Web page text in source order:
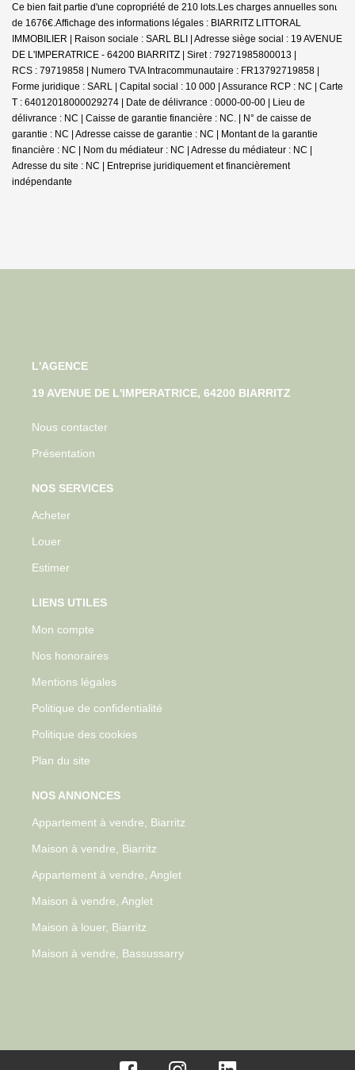
Ce bien fait partie d'une copropriété de 210 lots.Les charges annuelles sont
de 1676€.Affichage des informations légales : BIARRITZ LITTORAL
IMMOBILIER | Raison sociale : SARL BLI | Adresse siège social : 19 AVENUE
DE L'IMPERATRICE - 64200 BIARRITZ | Siret : 79271985800013 |
RCS : 79719858 | Numero TVA Intracommunautaire : FR13792719858 |
Forme juridique : SARL | Capital social : 10 000 | Assurance RCP : NC | Carte
T : 64012018000029274 | Date de délivrance : 0000-00-00 | Lieu de
délivrance : NC | Caisse de garantie financière : NC. | N° de caisse de
garantie : NC | Adresse caisse de garantie : NC | Montant de la garantie
financière : NC | Nom du médiateur : NC | Adresse du médiateur : NC |
Adresse du site : NC | Entreprise juridiquement et financièrement
indépendante
L'AGENCE
19 AVENUE DE L'IMPERATRICE, 64200 BIARRITZ
Nous contacter
Présentation
NOS SERVICES
Acheter
Louer
Estimer
LIENS UTILES
Mon compte
Nos honoraires
Mentions légales
Politique de confidentialité
Politique des cookies
Plan du site
NOS ANNONCES
Appartement à vendre, Biarritz
Maison à vendre, Biarritz
Appartement à vendre, Anglet
Maison à vendre, Anglet
Maison à louer, Biarritz
Maison à vendre, Bassussarry